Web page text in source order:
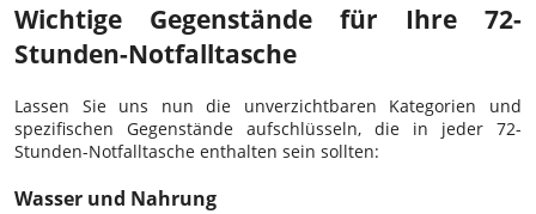
Wichtige Gegenstände für Ihre 72-
Stunden-Notfalltasche
Lassen Sie uns nun die unverzichtbaren Kategorien und
spezifischen Gegenstände aufschlüsseln, die in jeder 72-
Stunden-Notfalltasche enthalten sein sollten:
Wasser und Nahrung